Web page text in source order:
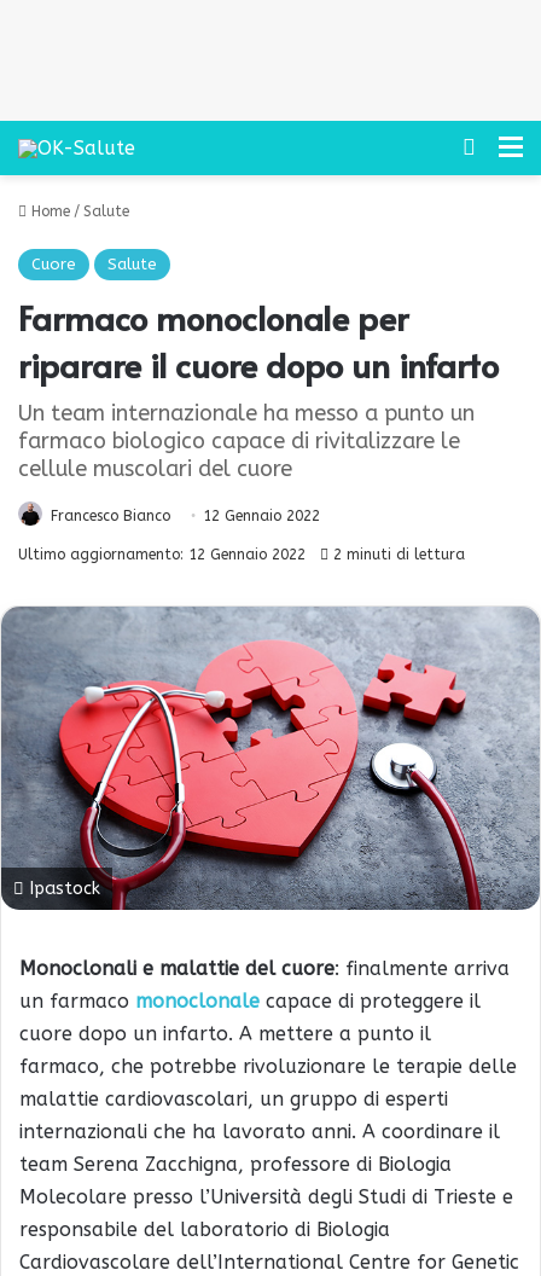
Cerca
Home / Salute
Cuore Salute
Farmaco monoclonale per
riparare il cuore dopo un infarto
Un team internazionale ha messo a punto un
farmaco biologico capace di rivitalizzare le
cellule muscolari del cuore
Francesco Bianco 12 Gennaio 2022
Ultimo aggiornamento: 12 Gennaio 2022 2 minuti di lettura
Ipastock
Monoclonali e malattie del cuore: finalmente arriva
un farmaco monoclonale capace di proteggere il
cuore dopo un infarto. A mettere a punto il
farmaco, che potrebbe rivoluzionare le terapie delle
malattie cardiovascolari, un gruppo di esperti
internazionali che ha lavorato anni. A coordinare il
team Serena Zacchigna, professore di Biologia
Molecolare presso l’Università degli Studi di Trieste e
responsabile del laboratorio di Biologia
Cardiovascolare dell’International Centre for Genetic